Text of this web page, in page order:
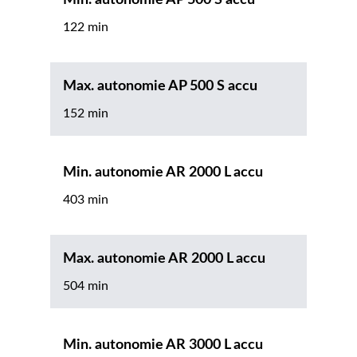
122 min
Max. autonomie AP 500 S accu
152 min
Min. autonomie AR 2000 L accu
403 min
Max. autonomie AR 2000 L accu
504 min
Min. autonomie AR 3000 L accu